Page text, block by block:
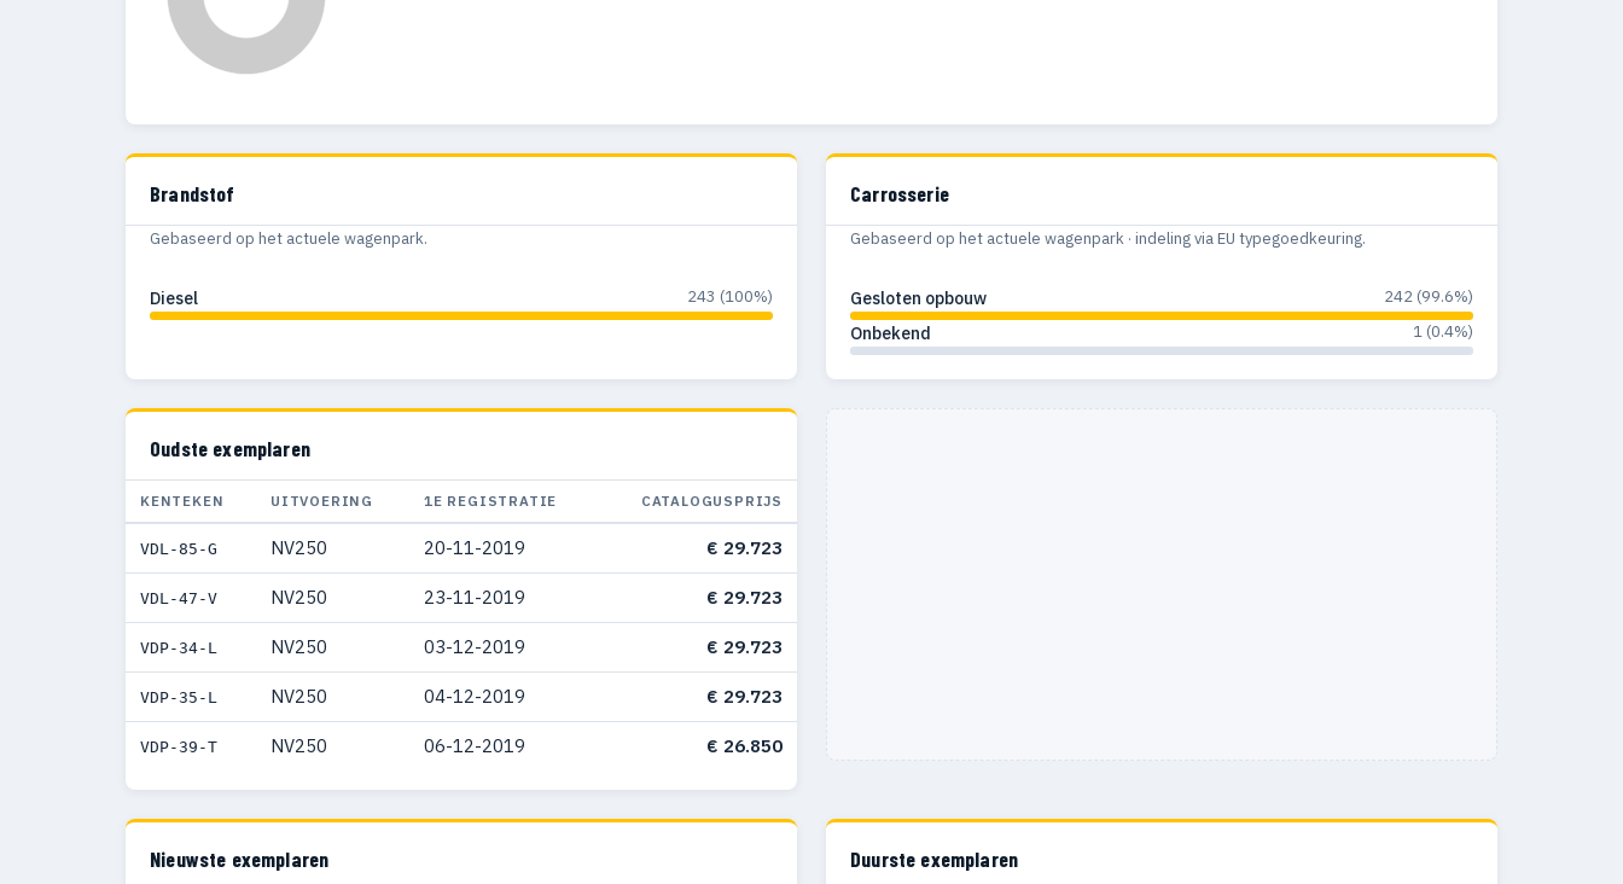
Brandstof
Gebaseerd op het actuele wagenpark.
Diesel 243 (100%)
Carrosserie
Gebaseerd op het actuele wagenpark · indeling via EU typegoedkeuring.
Gesloten opbouw 242 (99.6%)
Onbekend 1 (0.4%)
Oudste exemplaren
KENTEKEN UITVOERING 1E REGISTRATIE CATALOGUSPRIJS
VDL-85-G NV250 20-11-2019 € 29.723
VDL-47-V NV250 23-11-2019 € 29.723
VDP-34-L NV250 03-12-2019 € 29.723
VDP-35-L NV250 04-12-2019 € 29.723
VDP-39-T NV250 06-12-2019 € 26.850
Nieuwste exemplaren Duurste exemplaren